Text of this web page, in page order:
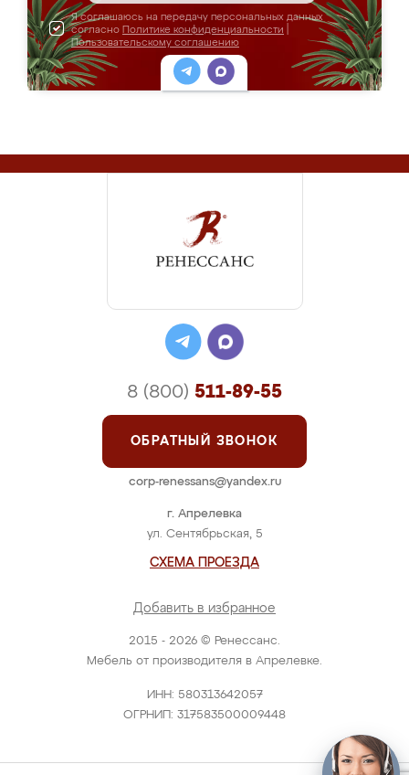
Я соглашаюсь на передачу персональных данных
согласно Политике конфиденциальности
Пользовательскому соглашению
2015 - 2026 © Ренессанс.
Мебель от производителя в Апрелевке.
ИНН: 580313642057
ОГРНИП: 317583500009448
г. Апрелевка
ул. Сентябрьская, 5
СХЕМА ПРОЕЗДА
Добавить в избранное
8 (800) 511-89-55
ОБРАТНЫЙ ЗВОНОК
corp-renessans@yandex.ru